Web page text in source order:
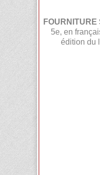
5e, en
édition du